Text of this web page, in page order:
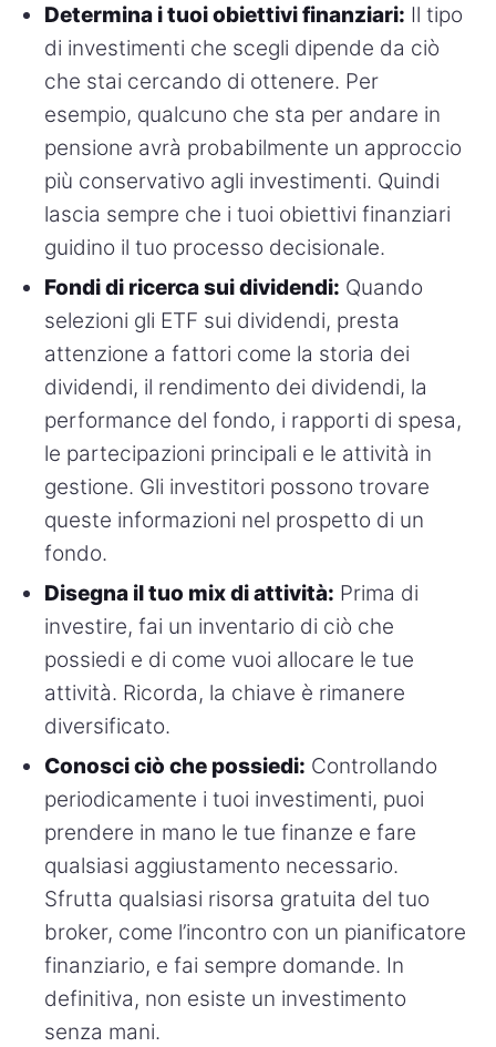
Determina i tuoi obiettivi finanziari: Il tipo
di investimenti che scegli dipende da ciò
che stai cercando di ottenere. Per
esempio, qualcuno che sta per andare in
pensione avrà probabilmente un approccio
più conservativo agli investimenti. Quindi
lascia sempre che i tuoi obiettivi finanziari
guidino il tuo processo decisionale.
Fondi di ricerca sui dividendi: Quando
selezioni gli ETF sui dividendi, presta
attenzione a fattori come la storia dei
dividendi, il rendimento dei dividendi, la
performance del fondo, i rapporti di spesa,
le partecipazioni principali e le attività in
gestione. Gli investitori possono trovare
queste informazioni nel prospetto di un
fondo.
Disegna il tuo mix di attività: Prima di
investire, fai un inventario di ciò che
possiedi e di come vuoi allocare le tue
attività. Ricorda, la chiave è rimanere
diversificato.
Conosci ciò che possiedi: Controllando
periodicamente i tuoi investimenti, puoi
prendere in mano le tue finanze e fare
qualsiasi aggiustamento necessario.
Sfrutta qualsiasi risorsa gratuita del tuo
broker, come l’incontro con un pianificatore
finanziario, e fai sempre domande. In
definitiva, non esiste un investimento
senza mani.